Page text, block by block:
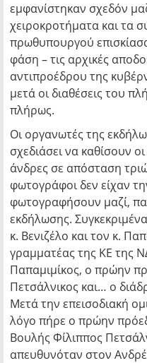
εμφανίστηκαν σχεδόν
χειροκροτήματα και τα
πρωθυπουργού
φάση – τις αρχικές
αντιπροέδρου της
μετά οι διαθέσεις του
πλήρως.
Οι οργανωτές της
σχεδιάσει να καθίσουν
άνδρες σε απόσταση
φωτογράφοι δεν είχαν
φωτογραφήσουν μαζί,
εκδήλωσης.
κ. Βενιζέλο και τον κ.
γραμματέας της ΚΕ της
Παπαμιμίκος, ο πρώην
Πετσάλνικος και… ο
Μετά την επεισοδιακή
λόγο πήρε ο πρώην
Βουλής Φίλιππος
απευθυνόταν στον